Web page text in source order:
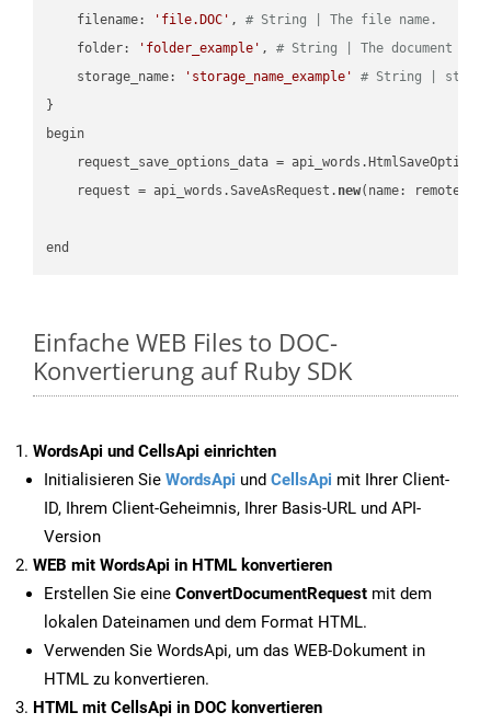
    filename:
'file.DOC' , # String | The file name.
    folder:
'folder_example' , # String | The document
    storage_name:
'storage_name_example'
# String |
}
begin
request_save_options_data =
    request = api_words.SaveAsRequest.
new(name:
Einfache WEB Files to DOC-
Konvertierung auf Ruby SDK
WordsApi und CellsApi einrichten
Initialisieren Sie WordsApi und CellsApi mit Ihrer Client-
ID, Ihrem Client-Geheimnis, Ihrer Basis-URL und API-
Version
WEB mit WordsApi in HTML konvertieren
Erstellen Sie eine ConvertDocumentRequest mit dem
lokalen Dateinamen und dem Format HTML.
Verwenden Sie WordsApi, um das WEB-Dokument in
HTML zu konvertieren.
HTML mit CellsApi in DOC konvertieren